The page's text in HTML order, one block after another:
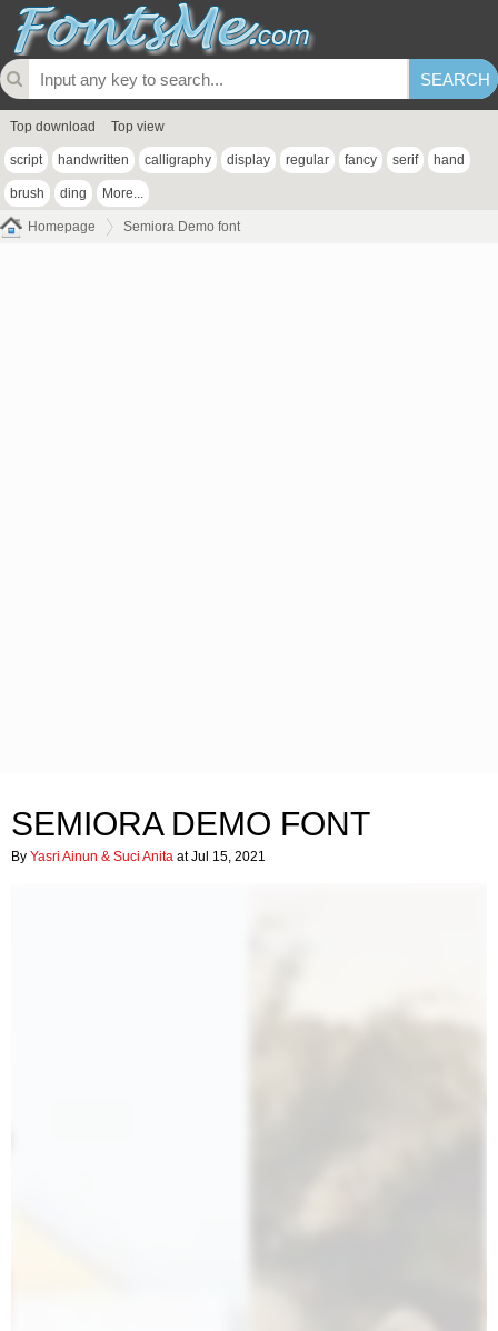
Top download Top view
script handwritten calligraphy display regular fancy serif hand
brush ding More...
Homepage Semiora Demo font
SEMIORA DEMO FONT
By Yasri Ainun & Suci Anita at Jul 15, 2021